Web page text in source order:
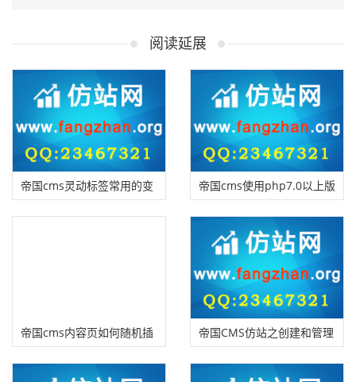
阅读延展
帝国cms灵动标签常用的变
量说明
帝国cms使用php7.0以上版
本报错的解决方法
帝国cms内容页如何随机插
入一张图片？
帝国CMS仿站之创建和管理
模板组，让网站迅速”换脸“